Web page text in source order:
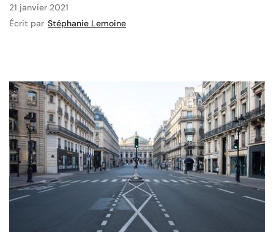
21 janvier 2021
Écrit par Stéphanie Lemoine